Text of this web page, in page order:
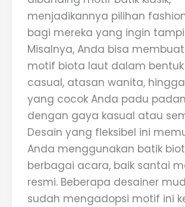
menjadikannya pilihan
bagi mereka yang ingin
Misalnya, Anda bisa
motif biota laut dalam bentuk
casual, atasan wanita,
yang cocok Anda padu
dengan gaya kasual atau
Desain yang fleksibel ini
Anda menggunakan batik
berbagai acara, baik santai
resmi. Beberapa desainer
sudah mengadopsi motif ini